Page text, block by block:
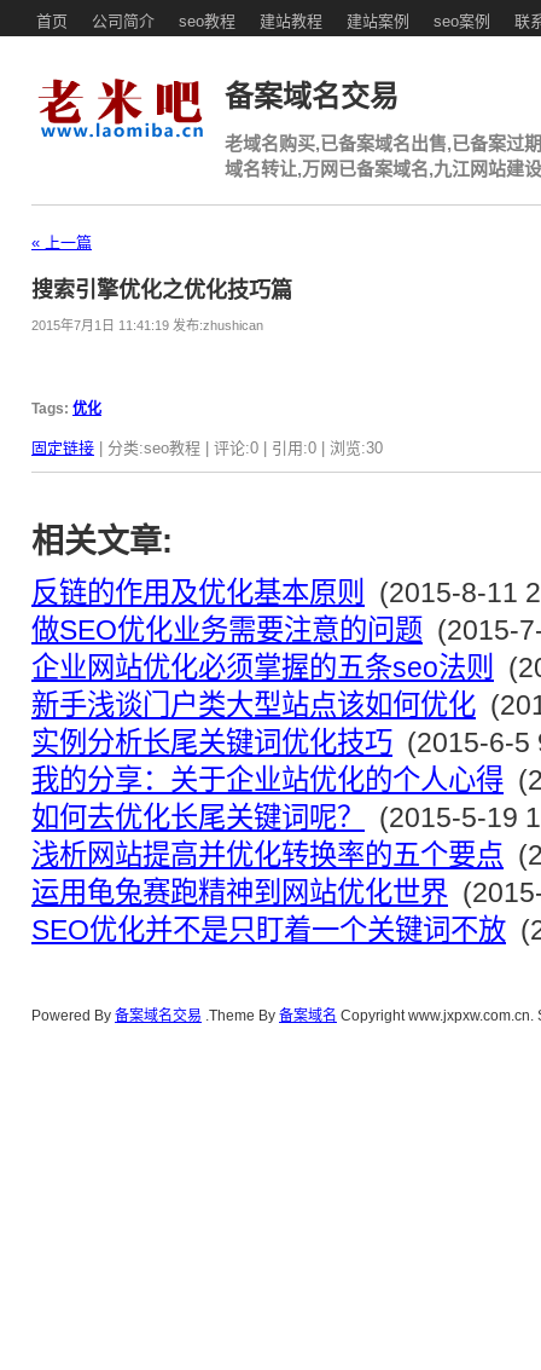
首页 公司简介 seo教程 建站教程 建站案例 seo案例 联
备案域名交易
老域名购买,已备案域名出售,已备案过
域名转让,万网已备案域名,九江网站建设
« 上一篇
搜索引擎优化之优化技巧篇
2015年7月1日 11:41:19 发布:zhushican
在行内的朋友都会发觉到自己好我技巧是没有做到位的，不是优化得过度
链接的多少与相关程度。从这两者可能分别出来，也只代表以优
优化的时候，往往只靠做广告，去为自己的网站与产品做推广，而
对于页面PR值提高是很重要的环节。反之，只是链去一些博客之类，
网址能吸引人，能得到搜索者的喜欢，最优秀的一点是易记忆。
籍，是你优化最核心的技巧。
Tags: 优化
固定链接 | 分类:seo教程 | 评论:0 | 引用:0 | 浏览:30
相关文章:
反链的作用及优化基本原则
(2015-8-11
做SEO优化业务需要注意的问题 (2015-
企业网站优化必须掌握的五条seo法则
新手浅谈门户类大型站点该如何优化
实例分析长尾关键词优化技巧 (2015-6-5
我的分享：关于企业站优化的个人心得
如何去优化长尾关键词呢？
(2015-5-19
浅析网站提高并优化转换率的五个要点
运用龟兔赛跑精神到网站优化世界
SEO优化并不是只盯着一个关键词不放
Powered By 备案域名交易 .Theme By 备案域名 Copyright www.jxpxw.com.cn.